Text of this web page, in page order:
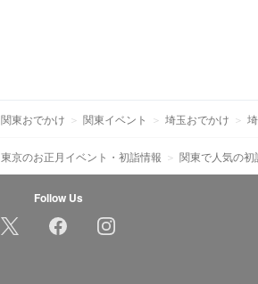
関東おでかけ 関東イベント 埼玉おでかけ
東京のお正月イベント・初詣情報 関東で人気の
Follow Us